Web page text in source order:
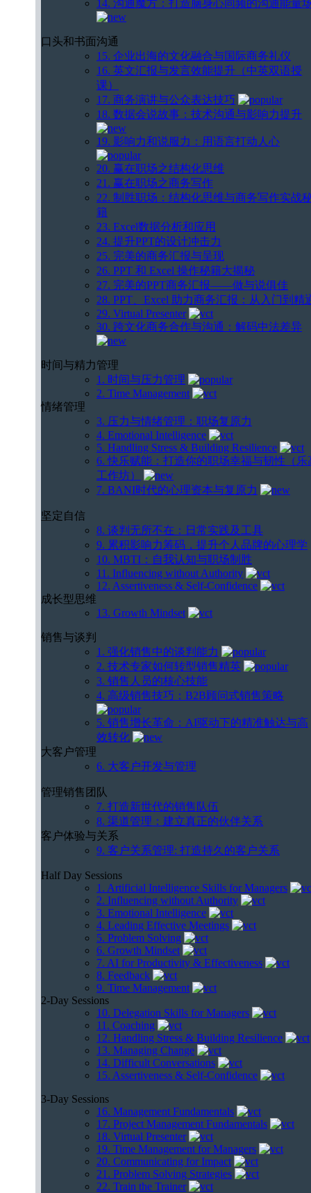
14. 沟通魔方：打造脑身心同频的沟通能量
口头和书面沟通
15. 企业出海的文化融合与国际商务礼仪
16. 英文汇报与发言效能提升（中英双语授
课）
17. 商务演讲与公众表达技巧
18. 数据会说故事：技术沟通与影响力提升
19. 影响力和说服力：用语言打动人心
20. 赢在职场之结构化思维
21. 赢在职场之商务写作
22. 制胜职场：结构化思维与商务写作实战
籍
23. Excel数据分析和应用
24. 提升PPT的设计冲击力
25. 完美的商务汇报与呈现
26. PPT 和 Excel 操作秘籍大揭秘
27. 完美的PPT商务汇报——做与说俱佳
28. PPT、Excel 助力商务汇报：从入门到精
29. Virtual Presenter
30. 跨文化商务合作与沟通：解码中法差异
时间与精力管理
1. 时间与压力管理
2. Time Management
情绪管理
3. 压力与情绪管理：职场复原力
4. Emotional Intelligence
5. Handling Stress & Building Resilience
6. 快乐赋能：打造你的职场幸福与韧性（乐
工作坊）
7. BANI时代的心理资本与复原力
坚定自信
8. 谈判无所不在：日常实践及工具
9. 累积影响力筹码，提升个人品牌的心理学
10. MBTI：自我认知与职场制胜
11. Influencing without Authority
12. Assertiveness & Self-Confidence
成长型思维
13. Growth Mindset
销售与谈判
1. 强化销售中的谈判能力
2. 技术专家如何转型销售精英
3. 销售人员的核心技能
4. 高级销售技巧：B2B顾问式销售策略
5. 销售增长革命：AI驱动下的精准触达与高
效转化
大客户管理
6. 大客户开发与管理
管理销售团队
7. 打造新世代的销售队伍
8. 渠道管理：建立真正的伙伴关系
客户体验与关系
9. 客户关系管理: 打造持久的客户关系
Half Day Sessions
1. Artificial Intelligence Skills for Managers
2. Influencing without Authority
3. Emotional Intelligence
4. Leading Effective Meetings
5. Problem Solving
6. Growth Mindset
7. AI for Productivity & Effectiveness
8. Feedback
9. Time Management
2-Day Sessions
10. Delegation Skills for Managers
11. Coaching
12. Handling Stress & Building Resilience
13. Managing Change
14. Difficult Conversations
15. Assertiveness & Self-Confidence
3-Day Sessions
16. Management Fundamentals
17. Project Management Fundamentals
18. Virtual Presenter
19. Time Management for Managers
20. Communicating for Impact
21. Problem Solving Strategies
22. Train the Trainer